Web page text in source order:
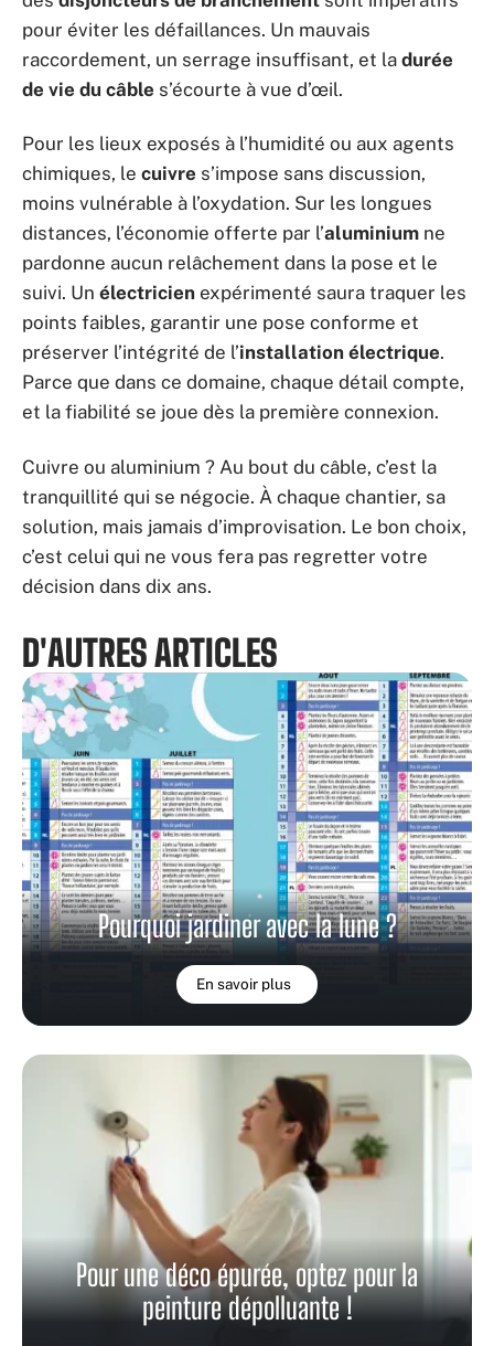
pour éviter les défaillances. Un mauvais
raccordement, un serrage insuffisant, et la durée
de vie du câble s’écourte à vue d’œil.
Pour les lieux exposés à l’humidité ou aux agents
chimiques, le cuivre s’impose sans discussion,
moins vulnérable à l’oxydation. Sur les longues
distances, l’économie offerte par l’aluminium ne
pardonne aucun relâchement dans la pose et le
suivi. Un électricien expérimenté saura traquer les
points faibles, garantir une pose conforme et
préserver l’intégrité de l’installation électrique.
Parce que dans ce domaine, chaque détail compte,
et la fiabilité se joue dès la première connexion.
Cuivre ou aluminium ? Au bout du câble, c’est la
tranquillité qui se négocie. À chaque chantier, sa
solution, mais jamais d’improvisation. Le bon choix,
c’est celui qui ne vous fera pas regretter votre
décision dans dix ans.
D'AUTRES ARTICLES
Pourquoi jardiner avec la lune ?
En savoir plus
Pour une déco épurée, optez pour la
peinture dépolluante !